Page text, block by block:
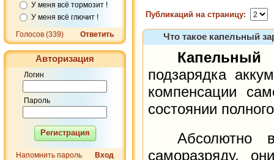
У меня всё тормозит !
У меня всё глючит !
Голосов (339)
Ответить
Авторизация
Логин
Пароль
Регистрация
Напомнить пароль Вход
Публикаций на страницу:
Что такое капельный
Капельный
подзарядка
компенсации
состоянии
Абсолютно
саморазряду,